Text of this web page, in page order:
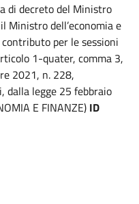
di decreto del Ministro
Ministro dell’economia e
per le sessioni
1-quater, comma 3,
2021, n. 228,
dalla legge 25 febbraio
E FINANZE) ID